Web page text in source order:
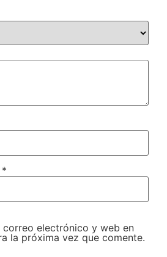
*
correo electrónico y web en
la próxima vez que comente.